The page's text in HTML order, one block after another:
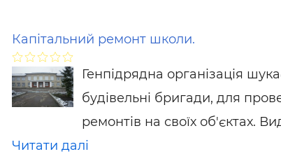
Капітальний ремонт школи.
Генпідрядна організація
будівельні бригади, для
ремонтів на своїх об'єктах.
Читати далі